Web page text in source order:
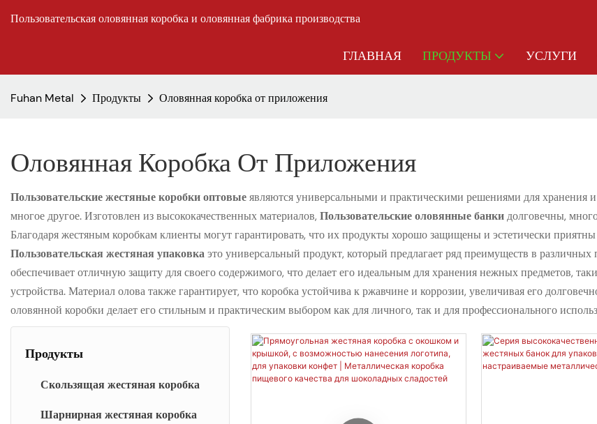
Пользовательская оловянная коробка и оловянная фабрика производства
ГЛАВНАЯ ПРОДУКТЫ УСЛУГИ
Fuhan Metal Продукты Оловянная коробка от приложения
Оловянная Коробка От Приложения
Пользовательские жестяные коробки оптовыеявляются универсальными и практическими решениями для хранения
многое другое. Изготовлен из высококачественных материалов, Пользовательские оловянные банкидолговечны,
Благодаря жестяным коробкам клиенты могут гарантировать, что их продукты хорошо защищены и эстетически приятны
Пользовательская жестяная упаковкаэто универсальный продукт, который предлагает ряд преимуществ в
обеспечивает отличную защиту для своего содержимого, что делает его идеальным для хранения нежных предметов,
устройства. Материал олова также гарантирует, что коробка устойчива к ржавчине и коррозии, увеличивая его
оловянной коробки делает его стильным и практическим выбором как для личного, так и для профессионального
Продукты
Скользящая жестяная коробка
Шарнирная жестяная коробка